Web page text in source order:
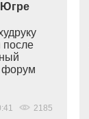
Югре
после
форум
2185